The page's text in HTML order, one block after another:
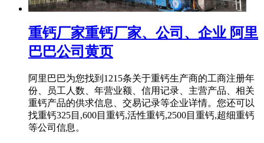
重钙厂家重钙厂家、公司、企业 阿里
巴巴公司黄页
阿里巴巴为您找到1215条关于重钙生产商的工商注册年
份、员工人数、年营业额、信用记录、主营产品、相关
重钙产品的供求信息、交易记录等企业详情。您还可以
找重钙325目,600目重钙,活性重钙,2500目重钙,超细重钙
等公司信息。